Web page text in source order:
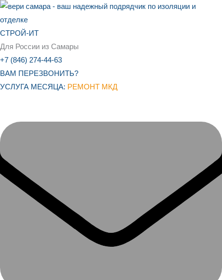
Перейти
к
содержимому
СТРОЙ-ИТ
Для России из Самары
+7 (846) 274-44-63
ВАМ ПЕРЕЗВОНИТЬ?
УСЛУГА МЕСЯЦА: РЕМОНТ МКД